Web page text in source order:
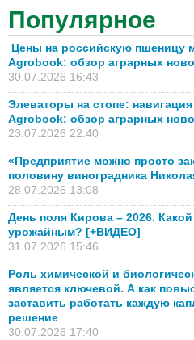
Популярное
Цены на российскую пшеницу
Agrobook: обзор аграрных
30.07.2026 16:43
Элеваторы на стопе: навигация
Agrobook: обзор аграрных
23.07.2026 22:40
«Предприятие можно просто
половину виноградника
28.07.2026 13:08
День поля Кирова – 2026.
урожайным? [+ВИДЕО]
31.07.2026 15:46
Роль химической и
является ключевой. А как
заставить работать каждую
решение
30.07.2026 17:40